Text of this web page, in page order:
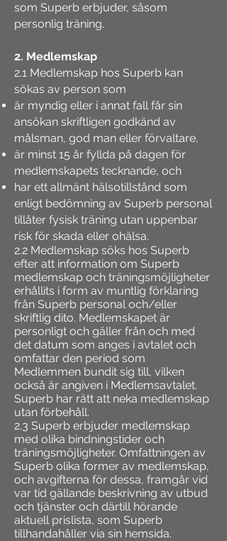
som Superb erbjuder, såsom
personlig träning.
2. Medlemskap
2.1 Medlemskap hos Superb kan
sökas av person som
är myndig eller i annat fall får sin
ansökan skriftligen godkänd av
målsman, god man eller förvaltare,
är minst 15 år fyllda på dagen för
medlemskapets tecknande, och
har ett allmänt hälsotillstånd som
enligt bedömning av Superb personal
tillåter fysisk träning utan uppenbar
risk för skada eller ohälsa.
2.2 Medlemskap söks hos Superb
efter att information om Superb
medlemskap och träningsmöjligheter
erhållits i form av muntlig förklaring
från Superb personal och/eller
skriftlig dito. Medlemskapet är
personligt och gäller från och med
det datum som anges i avtalet och
omfattar den period som
Medlemmen bundit sig till, vilken
också är angiven i Medlemsavtalet.
Superb har rätt att neka medlemskap
utan förbehåll.
2.3 Superb erbjuder medlemskap
med olika bindningstider och
träningsmöjligheter. Omfattningen av
Superb olika former av medlemskap,
och avgifterna för dessa, framgår vid
var tid gällande beskrivning av utbud
och tjänster och därtill hörande
aktuell prislista, som Superb
tillhandahåller via sin hemsida.